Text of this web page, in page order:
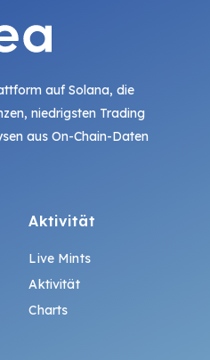
auf Solana, die
niedrigsten Trading
aus On-Chain-Daten
Aktivität
Live Mints
Aktivität
Charts